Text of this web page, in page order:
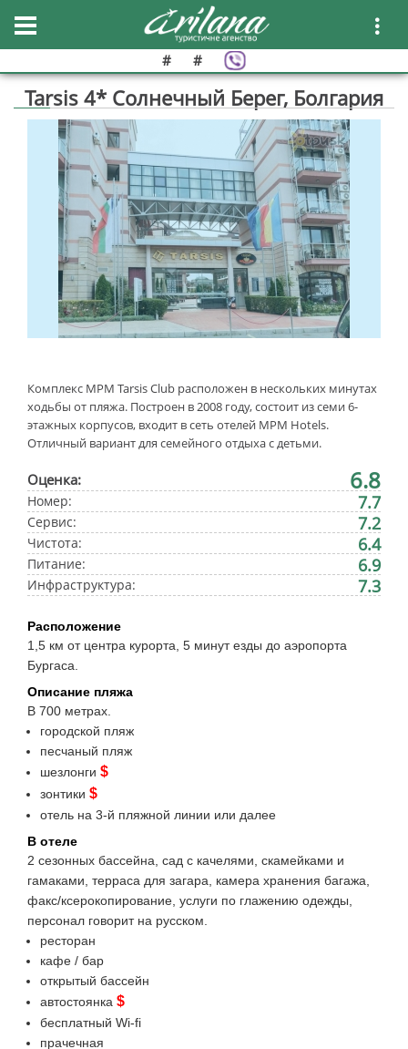
# #
Tarsis 4* Солнечный Берег, Болгария
Комплекс MPM Tarsis Club расположен в нескольких минутах
ходьбы от пляжа. Построен в 2008 году, состоит из семи 6-
этажных корпусов, входит в сеть отелей MPM Hotels.
Отличный вариант для семейного отдыха с детьми.
Оценка: 6.8
Номер: 7.7
Сервис: 7.2
Чистота: 6.4
Питание: 6.9
Инфраструктура: 7.3
Расположение
1,5 км от центра курорта, 5 минут езды до аэропорта
Бургаса.
Описание пляжа
В 700 метрах.
городской пляж
песчаный пляж
шезлонги $
зонтики $
отель на 3-й пляжной линии или далее
В отеле
2 сезонных бассейна, сад с качелями, скамейками и
гамаками, терраса для загара, камера хранения багажа,
факс/ксерокопирование, услуги по глажению одежды,
персонал говорит на русском.
ресторан
кафе / бар
открытый бассейн
автостоянка $
бесплатный Wi-fi
прачечная